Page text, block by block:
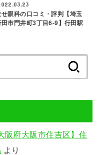
せ眼科の口コミ・評判【埼玉
田市門井町3丁目6-9】行田駅
阪府大阪市住吉区】住
より